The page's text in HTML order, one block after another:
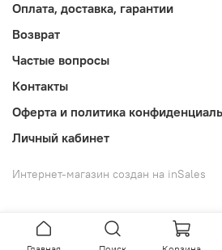
Оплата, доставка, гарантии
Возврат
Частые вопросы
Контакты
Оферта и политика
Личный кабинет
Интернет-магазин создан на inSales